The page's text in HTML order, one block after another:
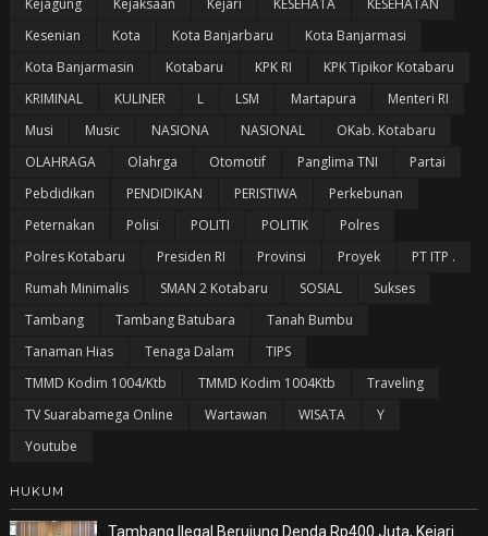
Kejagung
Kejaksaan Kejari KESEHATA
KESEHATAN
Kesenian
Kota Kota Banjarbaru
Kota Banjarmasi
Kota Banjarmasin
Kotabaru KPK RI
KPK Tipikor Kotabaru
KRIMINAL
KULINER L LSM Martapura
Menteri RI
Musi
Music NASIONA NASIONAL
OKab. Kotabaru
OLAHRAGA
Olahrga Otomotif Panglima TNI
Partai
Pebdidikan
PENDIDIKAN PERISTIWA
Perkebunan
Peternakan
Polisi POLITI POLITIK
Polres
Polres Kotabaru
Presiden RI Provinsi Proyek
PT ITP .
Rumah Minimalis
SMAN 2 Kotabaru SOSIAL
Sukses
Tambang
Tambang Batubara
Tanah Bumbu
Tanaman Hias
Tenaga Dalam
TIPS
TMMD Kodim 1004/Ktb
TMMD Kodim 1004Ktb
Traveling
TV Suarabamega Online
Wartawan WISATA
Y
Youtube
HUKUM
Tambang Ilegal Berujung Denda Rp400 Juta, Kejari